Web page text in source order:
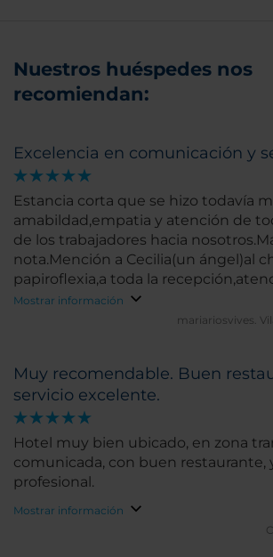
Nuestros huéspedes nos
recomiendan:
Excelencia en comunicación y
Estancia corta que se hizo todavía
amabildad,empatia y atención de
de los trabajadores hacia
nota.Mención a Cecilia(un ángel)al
papiroflexia,a toda la
maletas,señora rubia del
dejarme a nadie porque todos
Mostrar información
mariariosvives.
Muy recomendable. Buen
servicio excelente.
Hotel muy bien ubicado, en zona
comunicada, con buen restaurante, y servicio muy
profesional.
Mostrar información